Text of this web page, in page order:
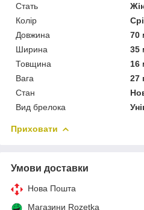
Стать
Колір
Довжина
70
Ширина
35
Товщина
16
Вага
27
Стан
Вид брелока
Приховати
Умови доставки
Нова Пошта
Магазини Rozetka